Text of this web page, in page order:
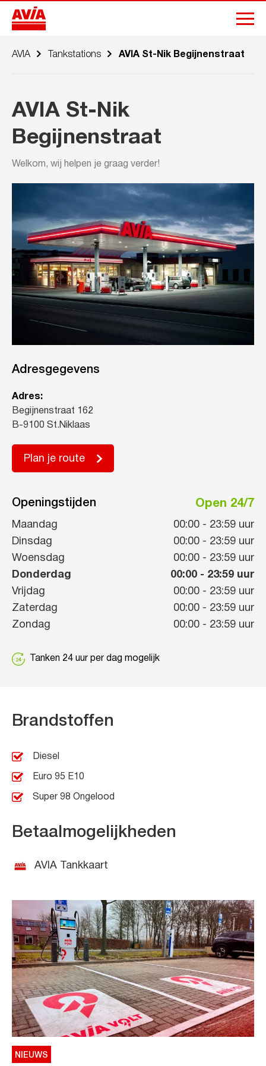
AVIA Tankstations AVIA St-Nik Begijnenstraat
AVIA St-Nik
Begijnenstraat
Welkom, wij helpen je graag verder!
Adresgegevens
Adres:
Begijnenstraat 162
B-9100 St.Niklaas
Plan je route
Openingstijden Open 24/7
Maandag 00:00 - 23:59 uur
Dinsdag
00:00 - 23:59 uur
Woensdag
00:00 - 23:59 uur
Donderdag
00:00 - 23:59 uur
Vrijdag
00:00 - 23:59 uur
Zaterdag
00:00 - 23:59 uur
Zondag
00:00 - 23:59 uur
Tanken 24 uur per dag mogelijk
Brandstoffen
Diesel
Euro 95 E10
Super 98 Ongelood
Betaalmogelijkheden
AVIA Tankkaart
NIEUWS